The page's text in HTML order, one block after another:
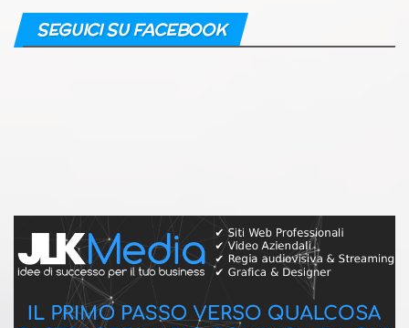
SEGUICI SU FACEBOOK